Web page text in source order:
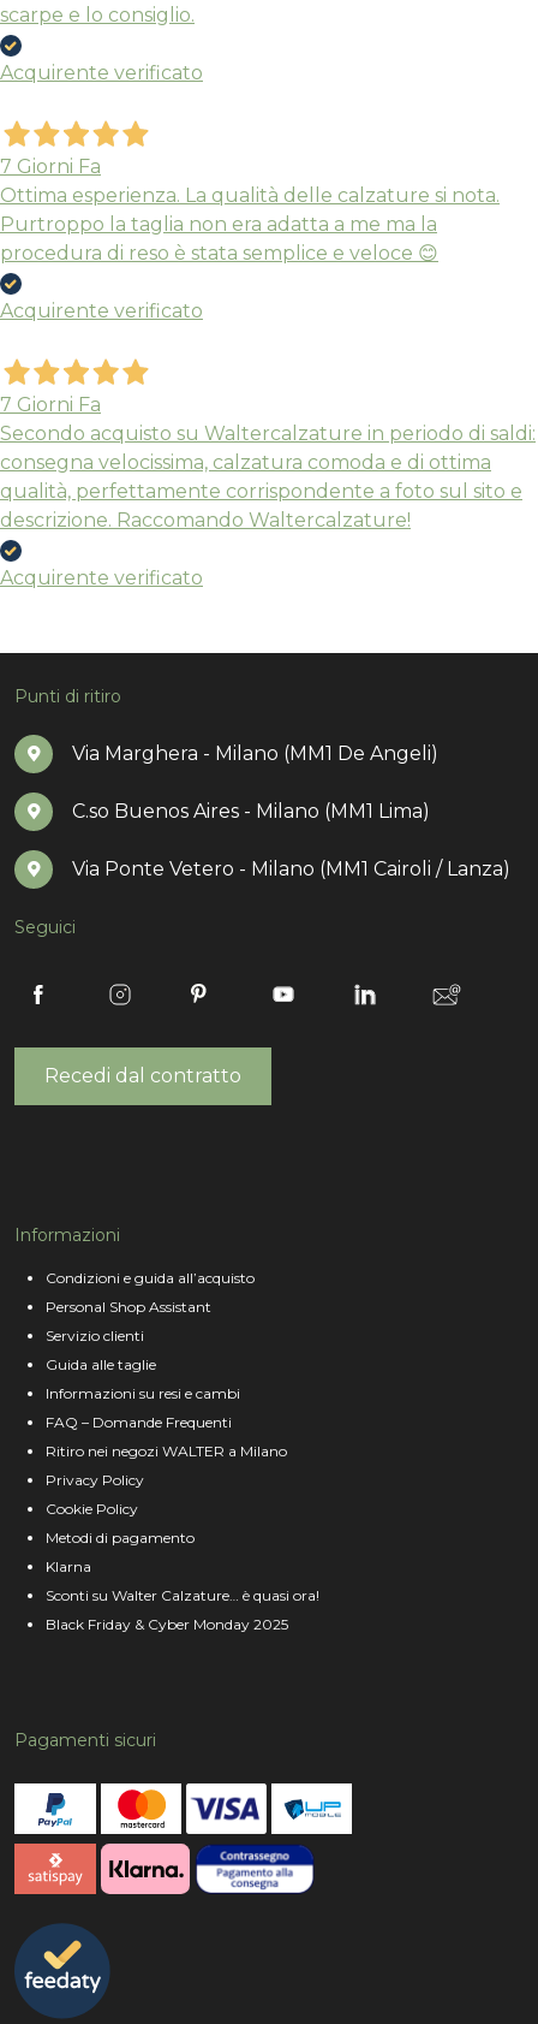
scarpe e lo consiglio.
Acquirente verificato
7 Giorni Fa
Ottima esperienza. La qualità delle calzature si nota.
Purtroppo la taglia non era adatta a me ma la
procedura di reso è stata semplice e veloce 😊
Acquirente verificato
7 Giorni Fa
Secondo acquisto su Waltercalzature in periodo di saldi:
consegna velocissima, calzatura comoda e di ottima
qualità, perfettamente corrispondente a foto sul sito e
descrizione. Raccomando Waltercalzature!
Acquirente verificato
Punti di ritiro
Via Marghera - Milano (MM1 De Angeli)
C.so Buenos Aires - Milano (MM1 Lima)
Via Ponte Vetero - Milano (MM1 Cairoli / Lanza)
Seguici
Recedi dal contratto
Informazioni
Condizioni e guida all’acquisto
Personal Shop Assistant
Servizio clienti
Guida alle taglie
Informazioni su resi e cambi
FAQ – Domande Frequenti
Ritiro nei negozi WALTER a Milano
Privacy Policy
Cookie Policy
Metodi di pagamento
Klarna
Sconti su Walter Calzature… è quasi ora!
Black Friday & Cyber Monday 2025
Pagamenti sicuri